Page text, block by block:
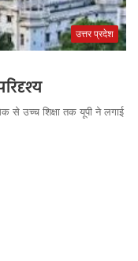
उत्तर प्रदेश
से उच्च शिक्षा तक यूपी ने लगाई